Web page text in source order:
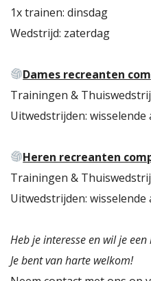
1x trainen: dinsdag
Wedstrijd: zaterdag
Dames recreanten
Trainingen &
Uitwedstrijden:
Heren recreanten
Trainingen &
Uitwedstrijden:
Heb je interesse en wil je
Je bent van harte welkom!